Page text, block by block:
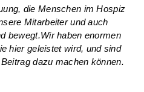
die Menschen im Hospiz
Mitarbeiter und auch
bewegt.Wir haben enormen
hier geleistet wird, und sind
dazu machen können.